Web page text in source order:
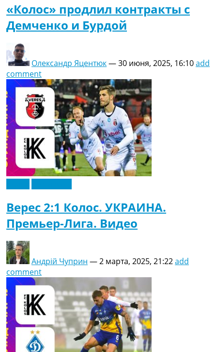
«Колос» продлил контракты с
Демченко и Бурдой
Олександр Яцентюк—30 июня, 2025, 16:10add
comment
Верес 2:1 Колос. УКРАИНА.
Премьер-Лига. Видео
Андрій Чуприн —2 марта, 2025, 21:22add
comment